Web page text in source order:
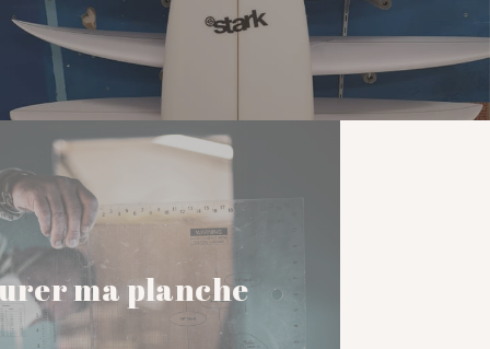
GO !
Configurer ma planche